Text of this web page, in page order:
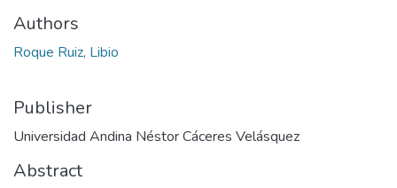
Authors
Roque Ruiz, Libio
Publisher
Universidad Andina Néstor Cáceres Velásquez
Abstract